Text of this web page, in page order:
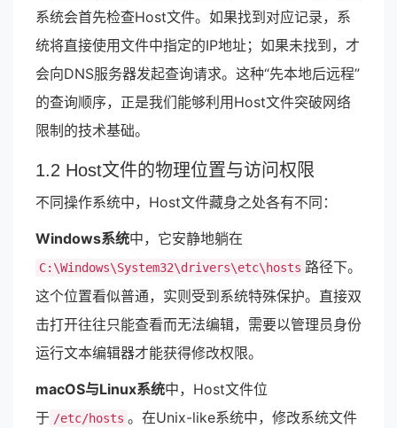
系统会首先检查Host文件。如果找到对应记录，系
统将直接使用文件中指定的IP地址；如果未找到，才
会向DNS服务器发起查询请求。这种“先本地后远程”
的查询顺序，正是我们能够利用Host文件突破网络
限制的技术基础。
1.2 Host文件的物理位置与访问权限
不同操作系统中，Host文件藏身之处各有不同：
Windows系统中，它安静地躺在
C:\Windows\System32\drivers\etc\hosts 路径下。
这个位置看似普通，实则受到系统特殊保护。直接双
击打开往往只能查看而无法编辑，需要以管理员身份
运行文本编辑器才能获得修改权限。
macOS与Linux系统中，Host文件位
于 /etc/hosts 。在Unix-like系统中，修改系统文件